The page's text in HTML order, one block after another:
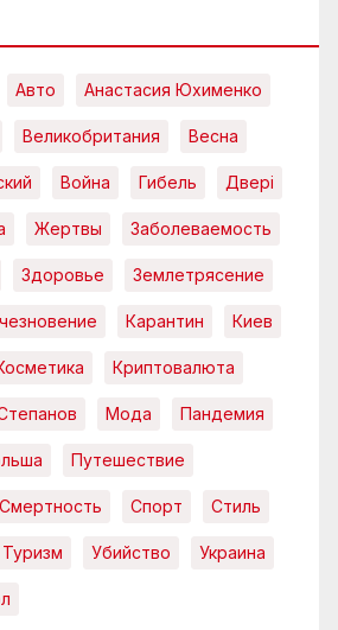
Авто Анастасия Юхименко
Великобритания Весна
Война Гибель Двері
Жертвы Заболеваемость
Здоровье Землетрясение
Карантин Киев
Криптовалюта
Мода Пандемия
Путешествие
Смертность Спорт Стиль
Туризм Убийство Украина